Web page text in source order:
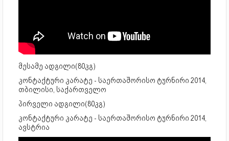
მესამე ადგილი(80კგ)
კონტაქტური კარატე - საერთაშორისო ტურნირი 2014,
თბილისი, საქართველო
პირველი ადგილი(80კგ)
კონტაქტური კარატე - საერთაშორისო ტურნირი 2014,
ავსტრია